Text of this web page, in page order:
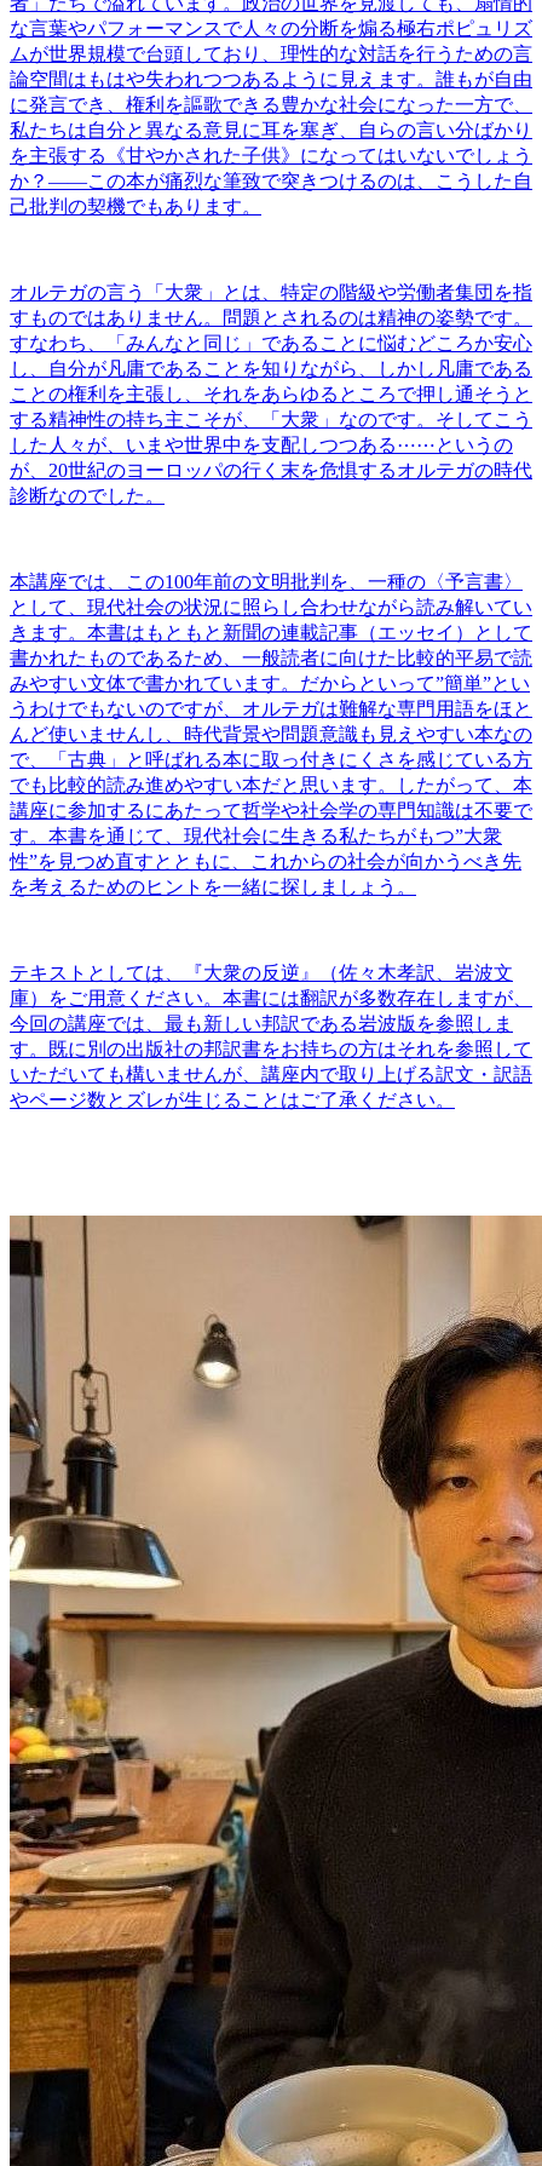
な言葉やパフォーマンスで人々の分断を煽る極右ポピュリズ
ムが世界規模で台頭しており、理性的な対話を行うための言
論空間はもはや失われつつあるように見えます。誰もが自由
に発言でき、権利を謳歌できる豊かな社会になった一方で、
私たちは自分と異なる意見に耳を塞ぎ、自らの言い分ばかり
を主張する《甘やかされた子供》になってはいないでしょう
か？――この本が痛烈な筆致で突きつけるのは、こうした自
己批判の契機でもあります。
オルテガの言う「大衆」とは、特定の階級や労働者集団を指
すものではありません。問題とされるのは精神の姿勢です。
すなわち、「みんなと同じ」であることに悩むどころか安心
し、自分が凡庸であることを知りながら、しかし凡庸である
ことの権利を主張し、それをあらゆるところで押し通そうと
する精神性の持ち主こそが、「大衆」なのです。そしてこう
した人々が、いまや世界中を支配しつつある⋯⋯というの
が、20世紀のヨーロッパの行く末を危惧するオルテガの時代
診断なのでした。
本講座では、この100年前の文明批判を、一種の〈予言書〉
として、現代社会の状況に照らし合わせながら読み解いてい
きます。本書は もともと新聞の連載記事（エッセイ）として
書かれたものであるため、一般読者に向けた比較的平易で読
みやすい文体で書かれています。だからといって”簡単”とい
うわけでもないのですが、オルテガは難解な専門用語をほと
んど使いませんし、時代背景や問題意識も見えやすい本なの
で、「古典」と呼ばれる本に取っ付きにくさを感じている方
でも比較的読み進めやすい本だと思います。したがって、本
講座に参加するにあたって哲学や社会学の専門知識は不要で
す。本書を通じて、現代社会に生きる私たちがもつ”大衆
性”を見つめ直すとともに、これからの社会が向かうべき先
を考えるためのヒントを一緒に探しましょう。
テキストとしては、『大衆の反逆』（佐々木孝訳、岩波文
庫）をご用意ください。本書には翻訳が多数存在しますが、
今回の講座では、最も新しい邦訳である岩波版を参照しま
す。既に別の出版社の邦訳書をお持ちの方はそれを参照して
いただいても構いませんが、講座内で取り上げる訳文・訳語
やページ数とズレが生じることはご了承ください。